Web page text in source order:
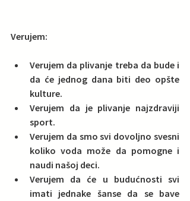
Verujem:
Verujem da plivanje treba da bude i
da će jednog dana biti deo opšte
kulture.
Verujem da je plivanje najzdraviji
sport.
Verujem da smo svi dovoljno svesni
koliko voda može da pomogne i
naudi našoj deci.
Verujem da će u budućnosti svi
imati jednake šanse da se bave